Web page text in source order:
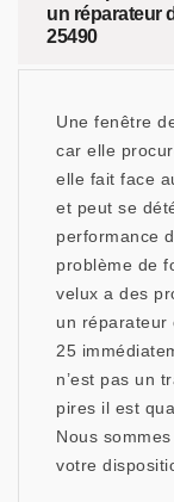
un réparateur
25490
Une fenêtre
car elle
elle fait face
et peut se
performance
problème de
velux a des
un réparateur
25
n’est pas un
pires il est
Nous
votre